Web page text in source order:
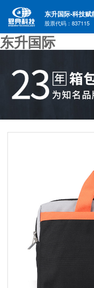
东升国际
东升国际-科技
股票代码：837115